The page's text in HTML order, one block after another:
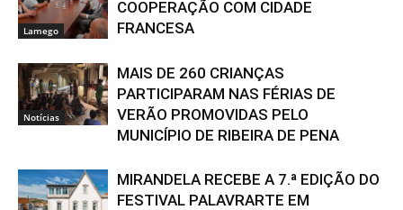
Lamego
COOPERAÇÃO COM CIDADE
FRANCESA
Notícias
MAIS DE 260 CRIANÇAS
PARTICIPARAM NAS FÉRIAS DE
VERÃO PROMOVIDAS PELO
MUNICÍPIO DE RIBEIRA DE PENA
MIRANDELA RECEBE A 7.ª EDIÇÃO DO
FESTIVAL PALAVRARTE EM